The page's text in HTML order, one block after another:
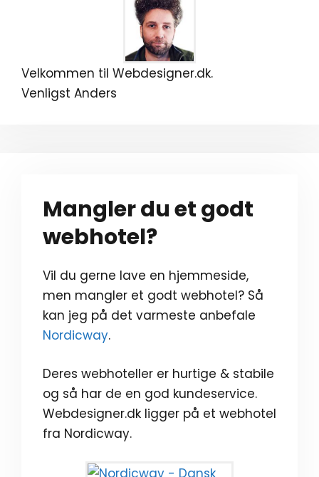
Velkommen til Webdesigner.dk.
Venligst Anders
Mangler du et godt
webhotel?
Vil du gerne lave en hjemmeside,
men mangler et godt webhotel? Så
kan jeg på det varmeste anbefale
Nordicway.
Deres webhoteller er hurtige & stabile
og så har de en god kundeservice.
Webdesigner.dk ligger på et webhotel
fra Nordicway.